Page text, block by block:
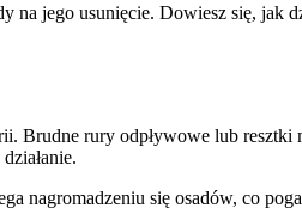
jego usunięcie. Dowiesz się, jak
Brudne rury odpływowe lub resztki
nagromadzeniu się osadów, co